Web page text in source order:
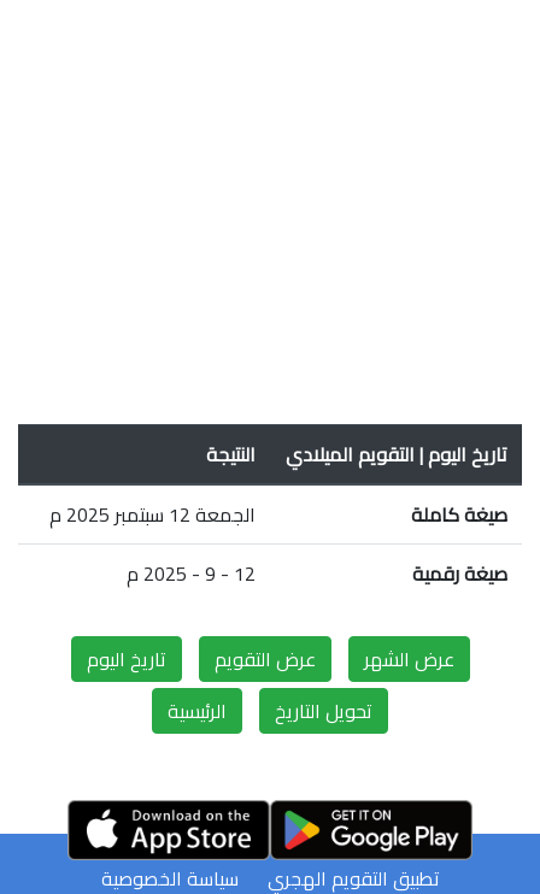
تاريخ اليوم | التقويم الميلادي
النتيجة
صيغة كاملة
الجمعة 12 سبتمبر 2025 م
صيغة رقمية
12 - 9 - 2025 م
عرض الشهر عرض التقويم
تاريخ اليوم
تحويل التاريخ
الرئيسية
سياسة الخصوصية تطبيق التقويم الهجري